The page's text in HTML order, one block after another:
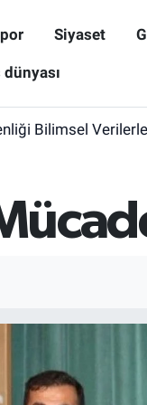
Siyaset
Bilimsel